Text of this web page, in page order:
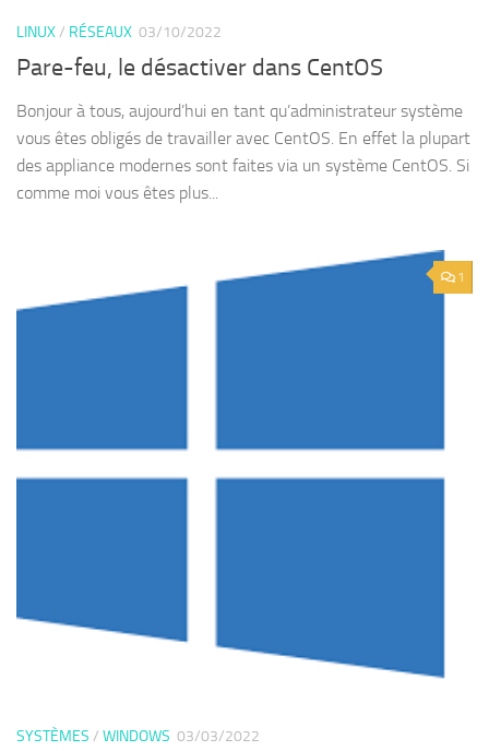
LINUX/ RÉSEAUX 03/10/2022
Pare-feu, le désactiver dans CentOS
Bonjour à tous, aujourd’hui en tant qu’administrateur système
vous êtes obligés de travailler avec CentOS. En effet la plupart
des appliance modernes sont faites via un système CentOS. Si
comme moi vous êtes plus...
1
SYSTÈMES / WINDOWS 03/03/2022